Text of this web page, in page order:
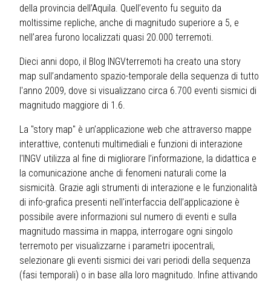
della provincia dell’Aquila. Quell’evento fu seguito da
moltissime repliche, anche di magnitudo superiore a 5, e
nell’area furono localizzati quasi 20.000 terremoti.
Dieci anni dopo, il Blog INGVterremoti ha creato una story
map sull’andamento spazio-temporale della sequenza di tutto
l'anno 2009, dove si visualizzano circa 6.700 eventi sismici di
magnitudo maggiore di 1.6.
La "story map" è un’applicazione web che attraverso mappe
interattive, contenuti multimediali e funzioni di interazione
l'INGV utilizza al fine di migliorare l’informazione, la didattica e
la comunicazione anche di fenomeni naturali come la
sismicità. Grazie agli strumenti di interazione e le funzionalità
di info-grafica presenti nell'interfaccia dell’applicazione è
possibile avere informazioni sul numero di eventi e sulla
magnitudo massima in mappa, interrogare ogni singolo
terremoto per visualizzarne i parametri ipocentrali,
selezionare gli eventi sismici dei vari periodi della sequenza
(fasi temporali) o in base alla loro magnitudo. Infine attivando